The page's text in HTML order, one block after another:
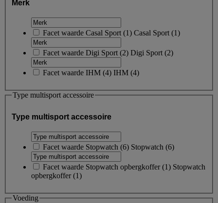
Merk
Facet waarde Casal Sport (1) Casal Sport (1)
Facet waarde Digi Sport (2) Digi Sport (2)
Facet waarde IHM (4) IHM (4)
Type multisport accessoire
Type multisport accessoire
Facet waarde Stopwatch (6) Stopwatch (6)
Facet waarde Stopwatch opbergkoffer(1) Stopwatch
opbergkoffer(1)
Voeding